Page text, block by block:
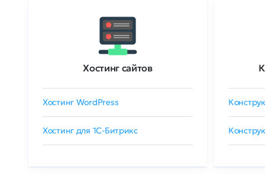
Хостинг сайтов
Хостинг WordPress
Хостинг для 1C-Битрикс